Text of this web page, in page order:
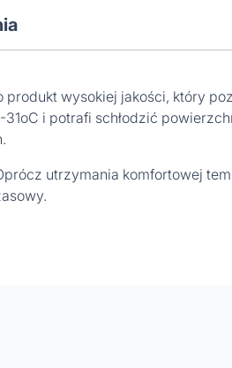
wysokiej jakości, który
i potrafi schłodzić
utrzymania komfortowej